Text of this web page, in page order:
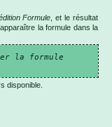
Formule , et le résultat
la formule dans la
la
formule
disponible.